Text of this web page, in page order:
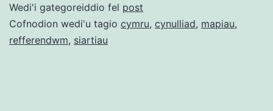
Wedi'i gategoreiddio fel post
Cofnodion wedi'u tagio cymru, cynulliad, mapiau,
refferendwm, siartiau